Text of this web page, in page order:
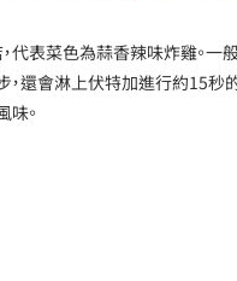
代表菜色為蒜香辣味炸雞。一
還會淋上伏特加進行約15秒
味。